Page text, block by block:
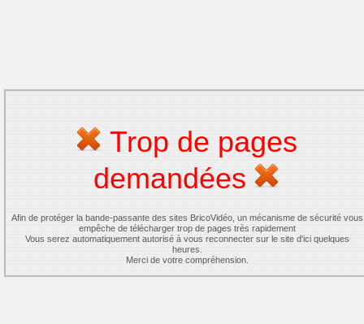
Trop de pages
demandées
Afin de protéger la bande-passante des sites BricoVidéo, un mécanisme de sécurité vous
empêche de télécharger trop de pages très rapidement
Vous serez automatiquement autorisé à vous reconnecter sur le site d'ici quelques
heures.
Merci de votre compréhension.